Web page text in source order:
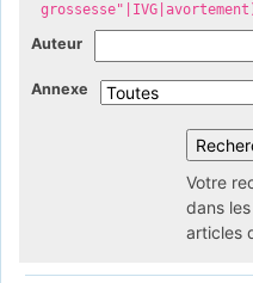
Auteur
Annexe
Votre
dans
articles